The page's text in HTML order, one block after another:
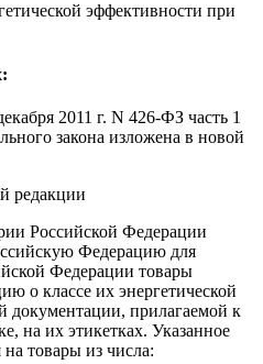
эффективности при
2011 г. N 426-ФЗ часть 1
закона изложена в новой
редакции
Российской Федерации
Федерацию для
Федерации товары
о классе их энергетической
документации, прилагаемой к
на их этикетках. Указанное
на товары из числа: